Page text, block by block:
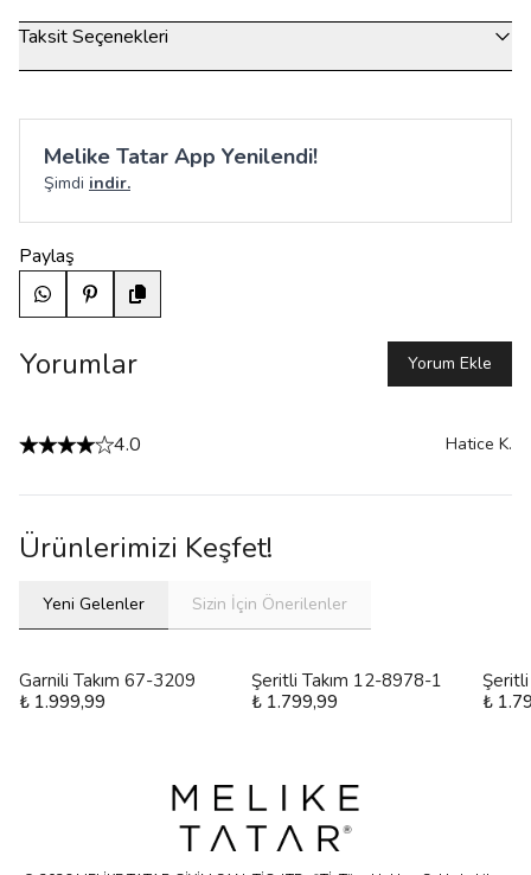
Taksit Seçenekleri
Melike Tatar App Yenilendi!
Şimdi indir.
Paylaş
Yorumlar Yorum Ekle
4.0 Hatice K.
Ürünlerimizi Keşfet!
Yeni Gelenler Sizin İçin Önerilenler
Garnili Takım 67-3209
₺ 1.999,99
Şeritli Takım 12-8978-1
₺ 1.799,99
₺